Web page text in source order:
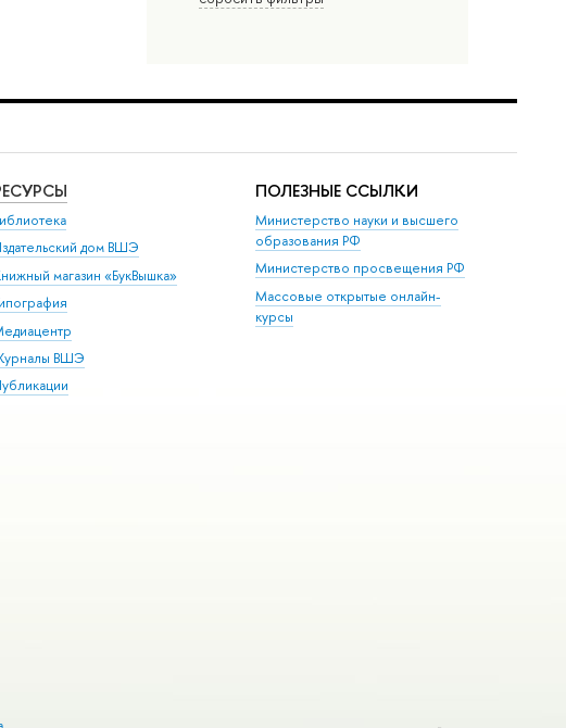
дом ВШЭ
магазин «БукВышка»
ВШЭ
ПОЛЕЗНЫЕ ССЫЛКИ
Министерство науки и высшего
образования РФ
Министерство просвещения РФ
Массовые открытые онлайн-
курсы